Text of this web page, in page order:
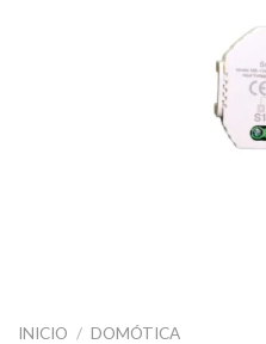
INICIO / DOMÓTICA